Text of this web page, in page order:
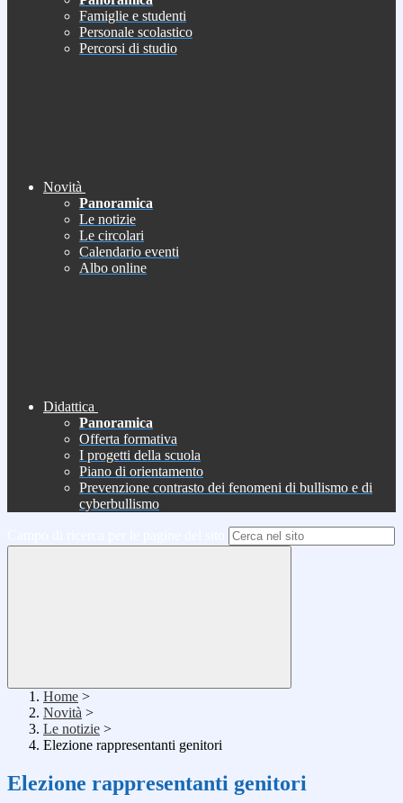
Famiglie e studenti
Personale scolastico
Percorsi di studio
Novità
Panoramica
Le notizie
Le circolari
Calendario eventi
Albo online
Didattica
Panoramica
Offerta formativa
I progetti della scuola
Piano di orientamento
Prevenzione contrasto dei fenomeni di bullismo e di
cyberbullismo
Home >
Novità >
Le notizie >
Elezione rappresentanti genitori
Elezione rappresentanti genitori